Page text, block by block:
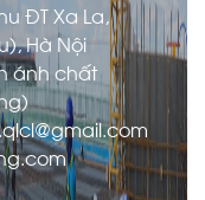
ĐT Xa La,
Hà Nội
ánh chất